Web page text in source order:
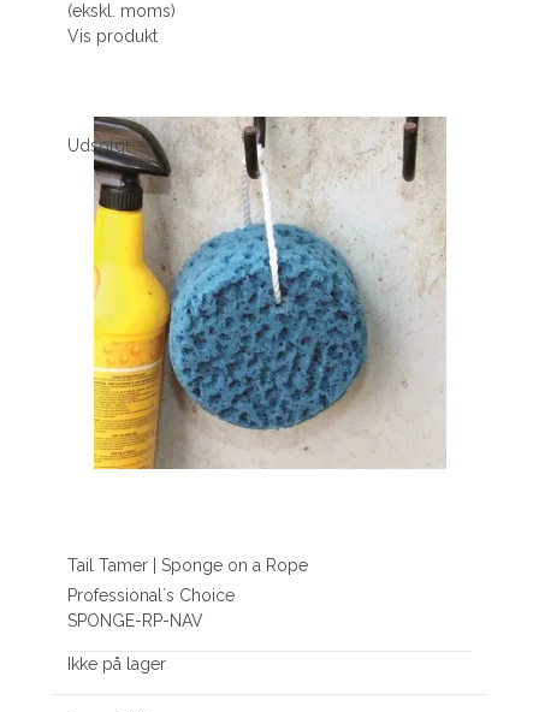
(ekskl. moms)
Vis produkt
Udsolgt
Tail Tamer | Sponge on a Rope
Professional´s Choice
SPONGE-RP-NAV
Ikke på lager